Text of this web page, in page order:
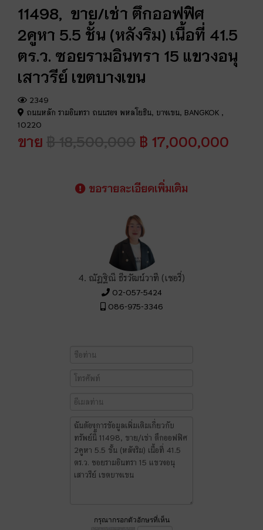
11498, ขาย/เช่า ตึกออฟฟิศ
2คูหา 5.5 ชั้น (หลังริม) เนื้อที่ 41.5
ตร.ว. ซอยรามอินทรา 15 แขวงอนุ
เสาวรีย์ เขตบางเขน
2349
ถนนหลัก รามอินทรา ถนนรอง พหลโยธิน, บางเขน, BANGKOK ,
10220
ขาย ฿ 18,500,000 ฿ 17,000,000
ขอรายละเอียดเพิ่มเติม
4. ณัฏฐิณี ธีรวัฒน์วาที (เชอรี่)
02-057-5424
086-975-3346
กรุณากรอกตัวอักษรที่เห็น